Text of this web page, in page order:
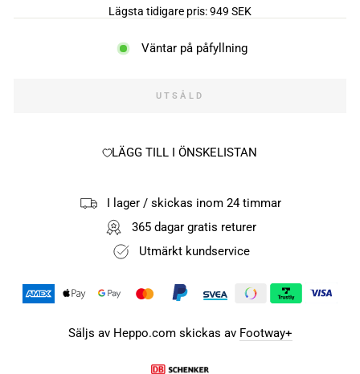
Lägsta tidigare pris:949 SEK
Väntar på påfyllning
UTSÅLD
LÄGG TILL I ÖNSKELISTAN
I lager / skickas inom 24 timmar
365 dagar gratis returer
Utmärkt kundservice
Säljs av Heppo.com skickas av Footway+